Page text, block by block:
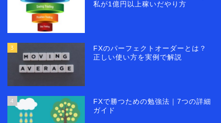
私が1億円以上稼いだやり方
3
FXのパーフェクトオーダーとは？
正しい使い方を実例で解説
4
FXで勝つための勉強法｜7つの詳細
ガイド